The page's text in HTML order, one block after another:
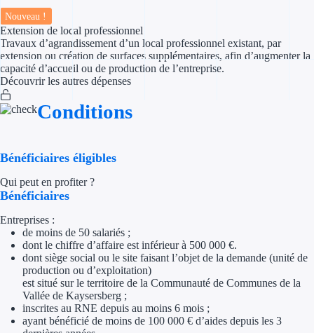
Par financeur
Aides par
Nouveau !
Extension de local professionnel
Travaux d’agrandissement d’un local professionnel existant, par
extension ou création de surfaces supplémentaires, afin d’augmenter la
capacité d’accueil ou de production de l’entreprise.
Découvrir les autres dépenses
Conditions
Bénéficiaires éligibles
Qui peut en profiter ?
Bénéficiaires
Entreprises :
de moins de 50 salariés ;
dont le chiffre d’affaire est inférieur à 500 000 €.
dont siège social ou le site faisant l’objet de la demande (unité de
production ou d’exploitation)
est situé sur le territoire de la Communauté de Communes de la
Vallée de Kaysersberg ;
inscrites au RNE depuis au moins 6 mois ;
ayant bénéficié de moins de 100 000 € d’aides depuis les 3